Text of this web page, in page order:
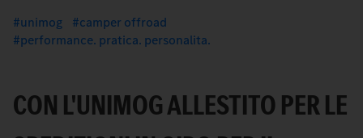
unimog
camper offroad
performance. pratica. personalita.
CON L'UNIMOG ALLESTITO PER LE